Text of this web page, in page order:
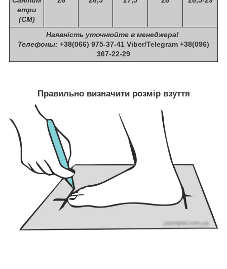
етри
(СМ)
Наявність уточнюйте в менеджера!
Телефоны: +38(066) 975-37-41 Viber/Telegram +38(096)
367-22-29
Правильно визначити розмір взуття